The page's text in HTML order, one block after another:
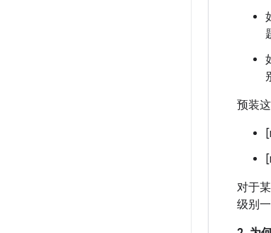
预装
对于
级别